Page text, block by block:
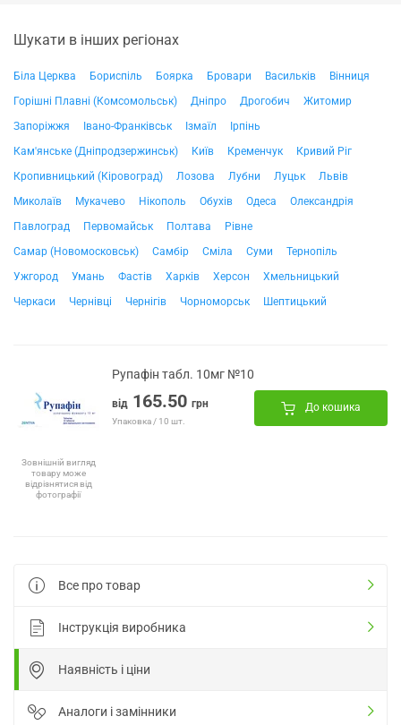
Шукати в інших регіонах
Біла Церква Бориспіль Боярка Бровари Васильків
Вінниця
Горішні Плавні (Комсомольськ)
Дніпро Дрогобич
Житомир
Запоріжжя
Івано-Франківськ Ізмаїл
Ірпінь
Кам'янське (Дніпродзержинськ)
Київ Кременчук
Кривий Ріг
Кропивницький (Кіровоград)
Лозова Лубни Луцьк
Львів
Миколаїв
Мукачево Нікополь Обухів Одеса
Олександрія
Павлоград
Первомайськ Полтава
Рівне
Самар (Новомосковськ)
Самбір Сміла Суми
Тернопіль
Ужгород
Умань Фастів Харків Херсон
Хмельницький
Черкаси
Чернівці Чернігів Чорноморськ Шептицький
Зовнішній вигляд
товару може
відрізнятися від
фотографії
Рупафін табл. 10мг №10
від 165.50 грн
Упаковка / 10 шт.
До кошика
Все про товар
Інструкція виробника
Наявність і ціни
Аналоги і замінники